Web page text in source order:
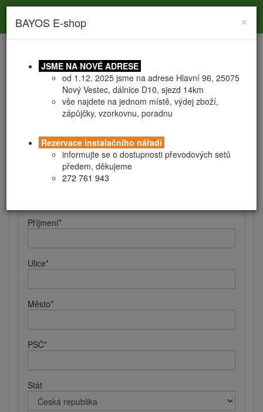
navigation
Registrace
Kontaktní a fakturační údaje
Jméno*
Příjmení*
Ulice*
Město*
PSČ*
Stát
×
BAYOS E-shop
JSME NA NOVÉ ADRESE
od 1.12. 2025 jsme na adrese Hlavní 96, 25075
Nový Vestec, dálnice D10, sjezd 14km
vše najdete na jednom místě, výdej zboží,
zápůjčky, vzorkovnu, poradnu
Rezervace instalačního nářadí
informujte se o dostupnosti převodových setů
předem, děkujeme
272 761 943